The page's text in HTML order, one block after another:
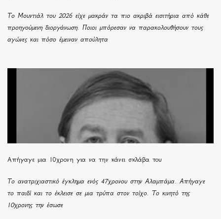
Το Μουντιάλ του 2026 είχε μακράν τα πιο ακριβά εισιτήρια από κάθε
προηγούμενη διοργάνωση. Ποιοι μπόρεσαν να παρακολουθήσουν τους
αγώνες και πόσο έμειναν απούλητα
Απήγαγε μια 10χρονη για να την κάνει σκλάβα του
Το ανατριχιαστικό έγκλημα ενός 47χρονου στην Αλαμπάμα. Απήγαγε
το παιδί και το έκλεισε σε μια τρύπα στον τοίχο. Το κινητό της
10χρονης την έσωσε